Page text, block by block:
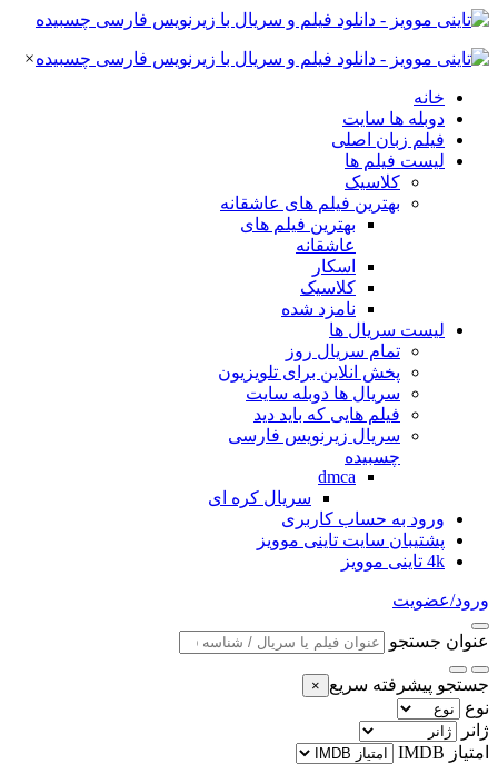
×
خانه
دوبله ها سایت
فیلم زبان اصلی
لیست فیلم ها
کلاسیک
بهترین فیلم های عاشقانه
بهترین فیلم های
عاشقانه
اسکار
کلاسیک
نامزد شده
لیست سریال ها
تمام سریال روز
پخش انلاین برای تلویزیون
سریال ها دوبله سایت
فیلم هایی که باید دید
سریال زیرنویس فارسی
چسبیده
dmca
سریال کره ای
ورود به حساب کاربری
پشتیبان سایت تاینی موویز
4k تاینی موویز
ورود/عضویت
عنوان جستجو
جستجو پیشرفته سریع ×
نوع
ژانر
امتیاز IMDB